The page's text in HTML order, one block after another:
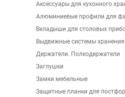
Аксессуары для кухонного
Алюминиевые профили для
Вкладыши для столовых
Выдвижные системы хранения
Держатели. Полкодержатели
Заглушки
Замки мебельные
Защитные планки для